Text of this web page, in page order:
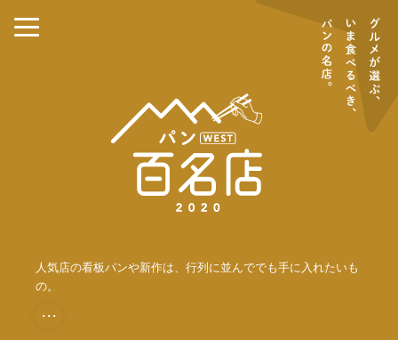
人気店の看板パンや新作は、行列に並んででも手に入れたいも
の。
・・・